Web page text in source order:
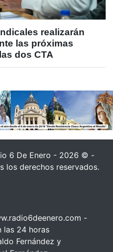
realizarán
las próximas
dos CTA
6 De Enero - 2026 © -
los derechos reservados.
-
las 24 horas
Fernández y